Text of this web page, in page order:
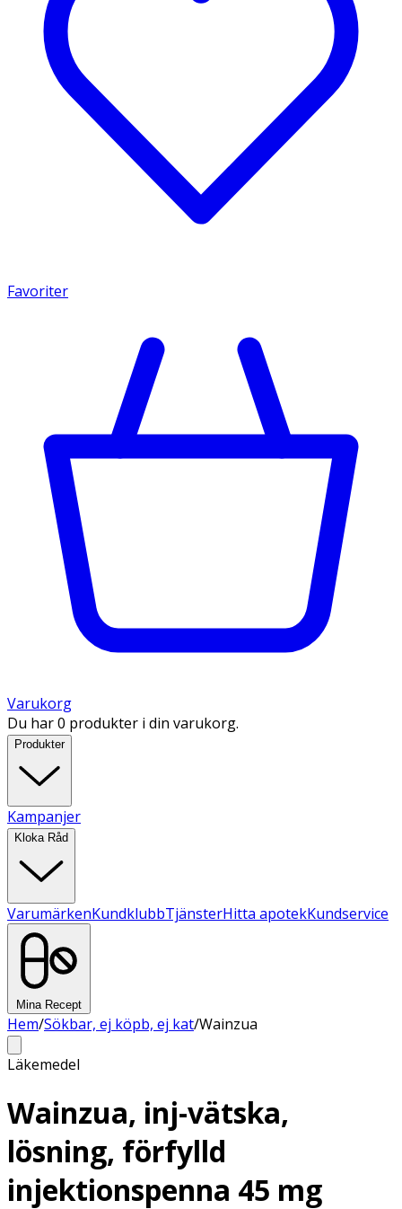
Favoriter
Varukorg
Du har 0 produkter i din varukorg.
Produkter
Kampanjer
Kloka Råd
VarumärkenKundklubbTjänsterHitta apotekKundservice
Mina Recept
Hem/Sökbar, ej köpb, ej kat/Wainzua
Läkemedel
Wainzua, inj-vätska,
lösning, förfylld
injektionspenna 45 mg